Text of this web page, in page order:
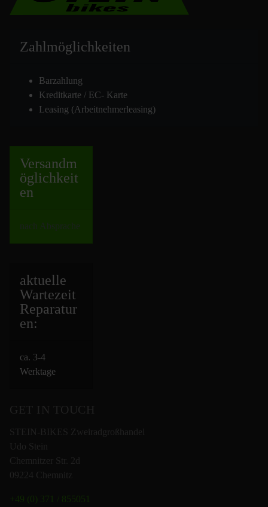
Zahlmöglichkeiten
Barzahlung
Kreditkarte / EC- Karte
Leasing (Arbeitnehmerleasing)
Versandm
öglichkeit
en
nach Absprache
aktuelle
Wartezeit
Reparatur
en:
ca. 3-4
Werktage
GET IN TOUCH
STEIN-BIKES Zweiradgroßhandel
Udo Stein
Chemnitzer Str. 2d
09224 Chemnitz
+49 (0) 371 / 855051